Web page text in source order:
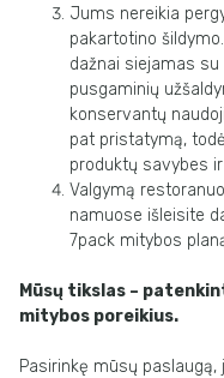
Jums nereikia
pakartotino
dažnai siejamas
pusgaminių
konservantų
pat pristatymą,
produktų savybes
Valgymą
namuose išleisite
7pack mitybos
Mūsų tikslas –
mitybos poreikius.
Pasirinkę mūsų